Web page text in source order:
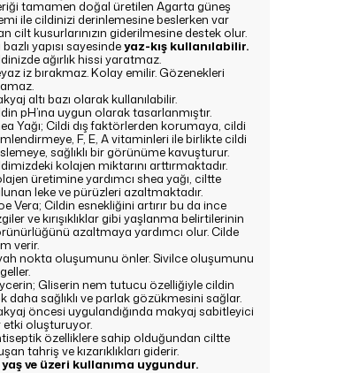
tamamen doğal üretilen Agarta güneş
ile cildinizi derinlemesine beslerken var
cilt kusurlarınızın giderilmesine destek olur.
bazlı yapısı sayesindeyaz-kış kullanılabilir.
ağırlık hissi yaratmaz.
iz bırakmaz. Kolay emilir. Gözenekleri
altı bazı olarak kullanılabilir.
pH’ına uygun olarak tasarlanmıştır.
Yağı; Cildi dış faktörlerden korumaya, cildi
F, E, A vitaminleri ile birlikte cildi
sağlıklı bir görünüme kavuşturur.
kolajen miktarını arttırmaktadır.
üretimine yardımcı shea yağı, ciltte
leke ve pürüzleri azaltmaktadır.
Vera; Cildin esnekliğini artırır bu da ince
ve kırışıklıklar gibi yaşlanma belirtilerinin
azaltmaya yardımcı olur. Cilde
verir.
nokta oluşumunu önler. Sivilce oluşumunu
Gliserin nem tutucu özelliğiyle cildin
daha sağlıklı ve parlak gözükmesini sağlar.
öncesi uygulandığında makyaj sabitleyici
etki oluşturuyor.
özelliklere sahip olduğundan ciltte
tahriş ve kızarıklıkları giderir.
yaş ve üzeri kullanıma uygundur.